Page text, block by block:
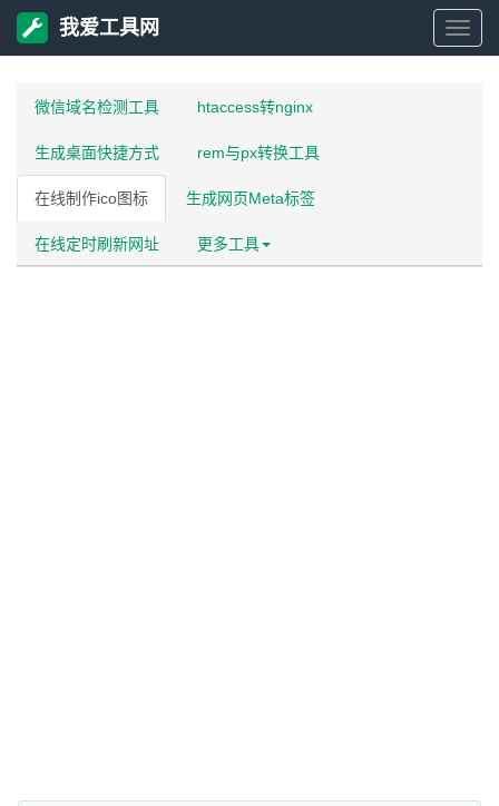
我
网
我爱工具网
微信域名检测工具 htaccess转nginx
生成桌面快捷方式 rem与px转换工具
在线制作ico图标 生成网页Meta标签
在线定时刷新网址 更多工具